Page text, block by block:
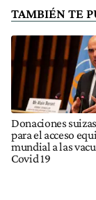
TAMBIÉN TE
Donaciones
para el acceso
mundial a las
Covid 19